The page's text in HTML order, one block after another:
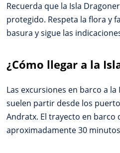
Recuerda que la Isla
protegido. Respeta la flora y
basura y sigue las
¿Cómo llegar a la
Las excursiones en barco a la
suelen partir desde los
Andratx. El trayecto en barco
aproximadamente 30